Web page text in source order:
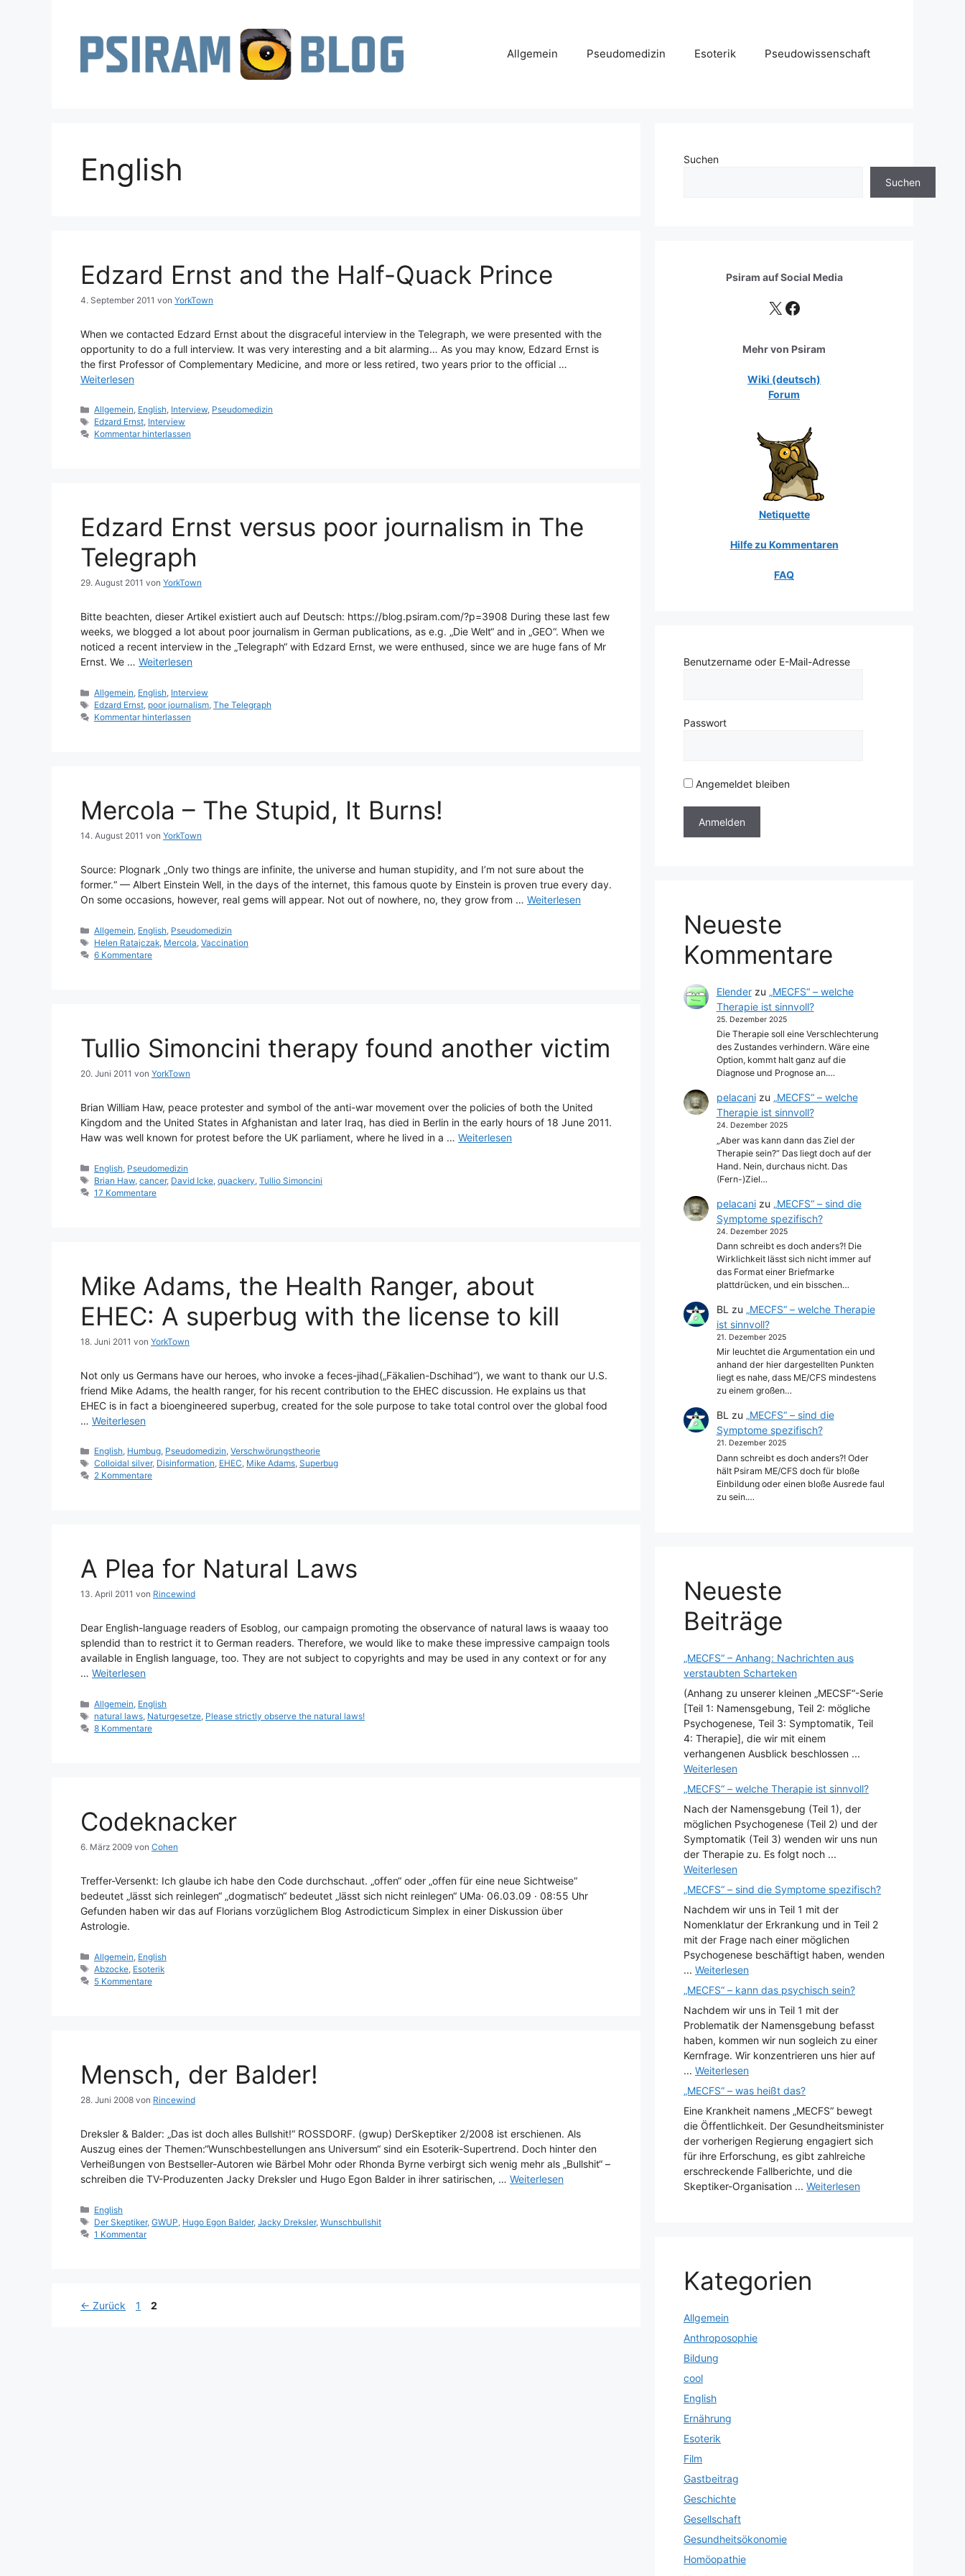
Allgemein Pseudomedizin Esoterik Pseudowissenschaft
English
Edzard Ernst and the Half-Quack Prince
4. September 2011 von YorkTown
When we contacted Edzard Ernst about the disgraceful interview in the Telegraph, we were presented with the
opportunity to do a full interview. It was very interesting and a bit alarming… As you may know, Edzard Ernst is
the first Professor of Complementary Medicine, and more or less retired, two years prior to the official …
Weiterlesen
Kategorien
Allgemein, English, Interview, Pseudomedizin
Schlagwörter
Edzard Ernst, Interview
Kommentar hinterlassen
Edzard Ernst versus poor journalism in The
Telegraph
29. August 2011 von YorkTown
Bitte beachten, dieser Artikel existiert auch auf Deutsch: https://blog.psiram.com/?p=3908 During these last few
weeks, we blogged a lot about poor journalism in German publications, as e.g. „Die Welt“ and in „GEO“. When we
noticed a recent interview in the „Telegraph“ with Edzard Ernst, we were enthused, since we are huge fans of Mr
Ernst. We … Weiterlesen
Kategorien
Allgemein, English, Interview
Schlagwörter
Edzard Ernst, poor journalism,The Telegraph
Kommentar hinterlassen
Mercola – The Stupid, It Burns!
14. August 2011 von YorkTown
Source: Plognark „Only two things are infinite, the universe and human stupidity, and I’m not sure about the
former.“ — Albert Einstein Well, in the days of the internet, this famous quote by Einstein is proven true every day.
On some occasions, however, real gems will appear. Not out of nowhere, no, they grow from … Weiterlesen
Kategorien
Allgemein English Pseudomedizin
Schlagwörter
Helen Ratajczak Mercola ,Vaccination
6 Kommentare
Tullio Simoncini therapy found another victim
20. Juni 2011 von YorkTown
Brian William Haw, peace protester and symbol of the anti-war movement over the policies of both the United
Kingdom and the United States in Afghanistan and later Iraq, has died in Berlin in the early hours of 18 June 2011.
Haw was well known for protest before the UK parliament, where he lived in a … Weiterlesen
Kategorien
English Pseudomedizin
Schlagwörter
Brian Haw ,cancer, David Icke ,quackery ,Tullio Simoncini
17 Kommentare
Mike Adams, the Health Ranger, about
EHEC: A superbug with the license to kill
18. Juni 2011 von YorkTown
Not only us Germans have our heroes, who invoke a feces-jihad(„Fäkalien-Dschihad“), we want to thank our U.S.
friend Mike Adams, the health ranger, for his recent contribution to the EHEC discussion. He explains us that
EHEC is in fact a bioengineered superbug, created for the sole purpose to take total control over the global food
… Weiterlesen
Kategorien
English, Humbug, Pseudomedizin,Verschwörungstheorie
Schlagwörter
Colloidal silver, Disinformation, EHEC, Mike Adams,Superbug
2 Kommentare
A Plea for Natural Laws
13. April 2011 von Rincewind
Dear English-language readers of Esoblog, our campaign promoting the observance of natural laws is waaay too
splendid than to restrict it to German readers. Therefore, we would like to make these impressive campaign tools
available in English language, too. They are not subject to copyrights and may be used in any context or for any
… Weiterlesen
Kategorien
Allgemein, English
Schlagwörter
natural laws, Naturgesetze, Please strictly observe the natural laws!
8 Kommentare
Codeknacker
6. März 2009 von Cohen
Treffer-Versenkt: Ich glaube ich habe den Code durchschaut. „offen“ oder „offen für eine neue Sichtweise“
bedeutet „lässt sich reinlegen“ „dogmatisch“ bedeutet „lässt sich nicht reinlegen“ UMa· 06.03.09 · 08:55 Uhr
Gefunden haben wir das auf Florians vorzüglichem Blog Astrodicticum Simplex in einer Diskussion über
Astrologie.
Kategorien
Allgemein English
Schlagwörter
Abzocke Esoterik
5 Kommentare
Mensch, der Balder!
28. Juni 2008 von Rincewind
Dreksler & Balder: „Das ist doch alles Bullshit!“ ROSSDORF. (gwup) DerSkeptiker 2/2008 ist erschienen. Als
Auszug eines der Themen:“Wunschbestellungen ans Universum“ sind ein Esoterik-Supertrend. Doch hinter den
Verheißungen von Bestseller-Autoren wie Bärbel Mohr oder Rhonda Byrne verbirgt sich wenig mehr als „Bullshit“ –
schreiben die TV-Produzenten Jacky Dreksler und Hugo Egon Balder in ihrer satirischen, … Weiterlesen
Kategorien
English
Schlagwörter
Der Skeptiker,GWUP Hugo Egon Balder,Jacky Dreksler,Wunschbullshit
1 Kommentar
← Zurück Seite
1 Seite
2
Suchen
Suchen
Psiram aufSocial Media
X Facebook
Mehr von Psiram
Wiki (deutsch)
Forum
Netiquette
Hilfe zu Kommentaren
FAQ
Benutzername oder E-Mail-Adresse
Passwort
Angemeldet bleiben
Neueste
Kommentare
Elenderzu „MECFS“ – welche
Therapie ist sinnvoll?
25. Dezember 2025
Die Therapie soll eine Verschlechterung
des Zustandes verhindern. Wäre eine
Option, kommt halt ganz auf die
Diagnose und Prognose an.…
pelacanizu „MECFS“ – welche
Therapie ist sinnvoll?
24. Dezember 2025
„Aber was kann dann das Ziel der
Therapie sein?“ Das liegt doch auf der
Hand. Nein, durchaus nicht. Das
(Fern-)Ziel…
pelacanizu „MECFS“ – sind die
Symptome spezifisch?
24. Dezember 2025
Dann schreibt es doch anders?! Die
Wirklichkeit lässt sich nicht immer auf
das Format einer Briefmarke
plattdrücken, und ein bisschen…
BL zu „MECFS“ – welche Therapie
ist sinnvoll?
21. Dezember 2025
Mir leuchtet die Argumentation ein und
anhand der hier dargestellten Punkten
liegt es nahe, dass ME/CFS mindestens
zu einem großen…
BL zu „MECFS“ – sind die
Symptome spezifisch?
21. Dezember 2025
Dann schreibt es doch anders?! Oder
hält Psiram ME/CFS doch für bloße
Einbildung oder einen bloße Ausrede faul
zu sein.…
Neueste
Beiträge
„MECFS“ – Anhang: Nachrichten aus
verstaubten Scharteken
(Anhang zu unserer kleinen „MECSF“-Serie
[Teil 1: Namensgebung, Teil 2: mögliche
Psychogenese, Teil 3: Symptomatik, Teil
4: Therapie], die wir mit einem
verhangenen Ausblick beschlossen ...
Weiterlesen
„MECFS“ – welche Therapie ist sinnvoll?
Nach der Namensgebung (Teil 1), der
möglichen Psychogenese (Teil 2) und der
Symptomatik (Teil 3) wenden wir uns nun
der Therapie zu. Es folgt noch ...
Weiterlesen
„MECFS“ – sind die Symptome spezifisch?
Nachdem wir uns in Teil 1 mit der
Nomenklatur der Erkrankung und in Teil 2
mit der Frage nach einer möglichen
Psychogenese beschäftigt haben, wenden
... Weiterlesen
„MECFS“ – kann das psychisch sein?
Nachdem wir uns in Teil 1 mit der
Problematik der Namensgebung befasst
haben, kommen wir nun sogleich zu einer
Kernfrage. Wir konzentrieren uns hier auf
... Weiterlesen
„MECFS“ – was heißt das?
Eine Krankheit namens „MECFS“ bewegt
die Öffentlichkeit. Der Gesundheitsminister
der vorherigen Regierung engagiert sich
für ihre Erforschung, es gibt zahlreiche
erschreckende Fallberichte, und die
Skeptiker-Organisation ... Weiterlesen
Kategorien
Allgemein
Anthroposophie
Bildung
cool
English
Ernährung
Esoterik
Film
Gastbeitrag
Geschichte
Gesellschaft
Gesundheitsökonomie
Homöopathie